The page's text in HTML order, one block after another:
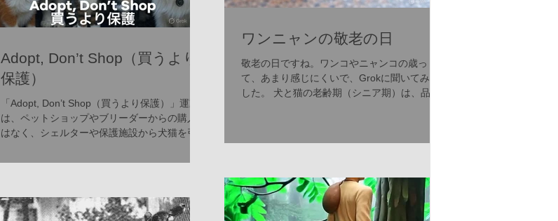
Adopt, Don’t Shop（買うより
保護）
「Adopt, Don’t Shop（買うより保護）」運動
は、ペットショップやブリーダーからの購入で
はなく、シェルターや保護施設から犬猫を引き
ーロッパやアメリカを中心に広まり、過剰繁殖
ワンニャンの敬老の日
敬老の日ですね。ワンコやニャンコの歳っ
て、あまり感じにくいで、Grokに聞いてみま
した。 犬と猫の老齢期（シニア期）は、品種